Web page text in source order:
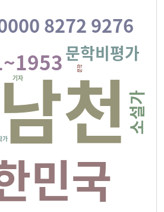
문학
기자
가
소설가
문학비평가
8272 9276
민국
천